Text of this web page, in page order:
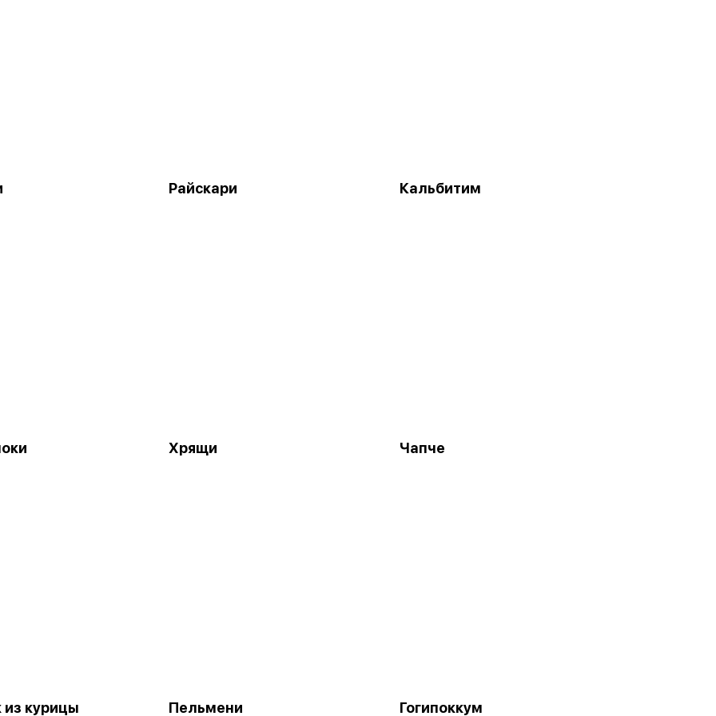
Райскари Кальбитим
Хрящи Чапче
курицы Пельмени Гогипоккум